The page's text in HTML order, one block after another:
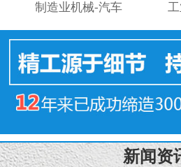
制造业机械-汽车
新闻资